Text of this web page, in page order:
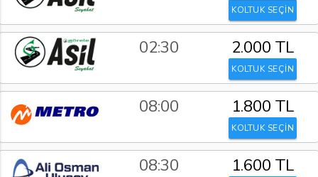
KOLTUK SEÇİN
02:30 2.000 TL
KOLTUK SEÇİN
08:00 1.800 TL
KOLTUK SEÇİN
08:30 1.600 TL